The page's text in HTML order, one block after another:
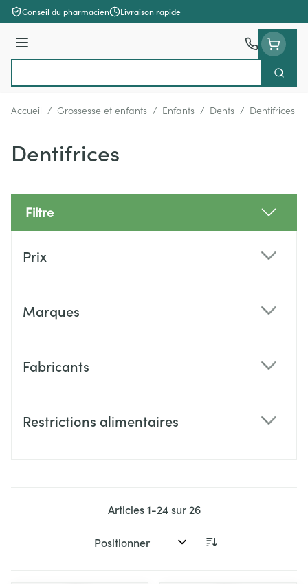
Aller au contenu
Conseil du pharmacien Livraison rapide
Menu
Accueil / Grossesse et enfants / Enfants / Dents / Dentifrices
Dentifrices
Filtre
Prix
Marques
Fabricants
Restrictions alimentaires
Articles1-24sur 26
Trier par: